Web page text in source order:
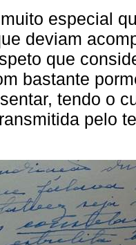
especial
deviam
que
bastante
tendo o
pelo